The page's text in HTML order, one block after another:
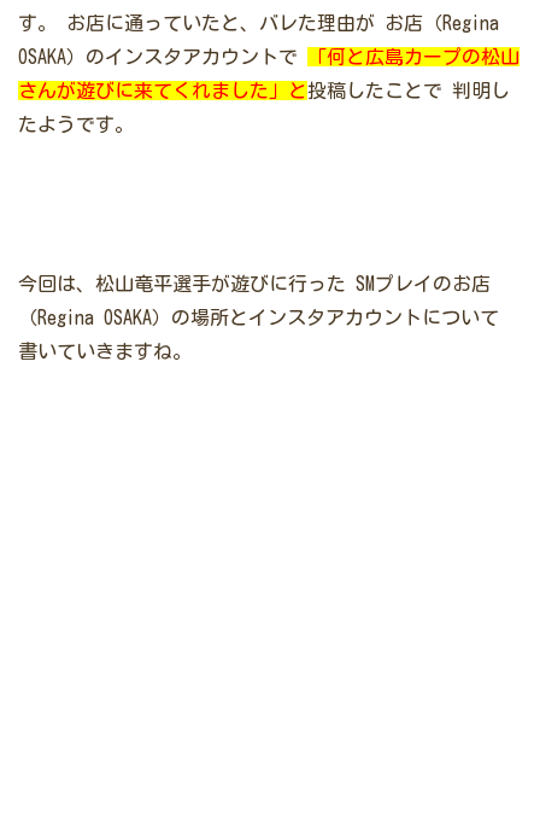
す。
お店に通っていたと、バレた理由が お店（Regina
OSAKA）のインスタアカウントで
「何と広島カープの松山
さんが遊びに来てくれました」と投稿したことで 判明し
たようです。
今回は、松山竜平選手が遊びに行った
SMプレイのお店
（Regina OSAKA）の場所とインスタアカウントについて
書いていきますね。